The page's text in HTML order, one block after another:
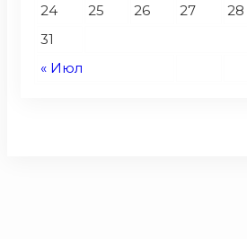
« Июл
24
25 26 27 28
31